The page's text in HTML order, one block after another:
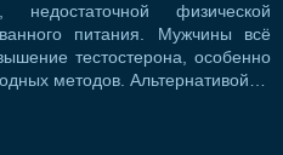
физической
питания. Мужчины всё
тестостерона, особенно
методов. Альтернативой…